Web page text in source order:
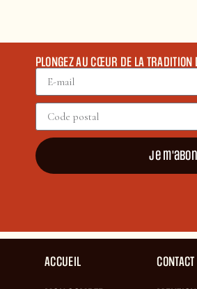
PLONGEZ AU CŒUR DE LA
Je
ACCUEIL CONTACT